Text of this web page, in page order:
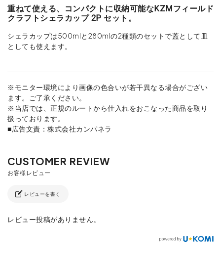
重ねて使える、コンパクトに収納可能なKZMフィールド
クラフトシェラカップ 2P セット。
シェラカップは500mlと280mlの2種類のセットで蓋として皿
としても使えます。
※モニター環境により画像の色合いが若干異なる場合がござい
ます。ご了承ください。
※当店では、正規のルートから仕入れをおこなった商品を取り
扱っております。
■広告文責：株式会社カンパネラ
レビューを書く
レビュー投稿がありません。